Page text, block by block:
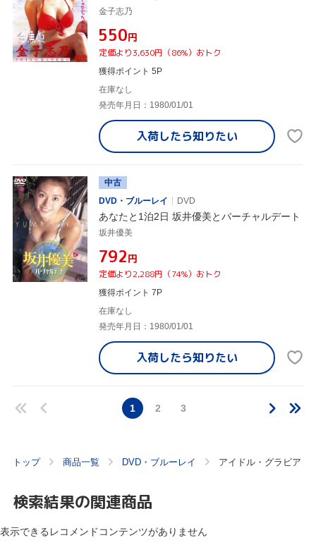
金子志乃
¥550円
定価より3,630円（86%）おトク
獲得ポイント 5P
在庫なし
発売年月日：1980/01/01
入荷したら知りたい
中古
DVD・ブルーレイ
DVD
あなたと1泊2日 坂井優美とバーチャルデート
坂井優美
¥792円
定価より2,288円（74%）おトク
獲得ポイント 7P
在庫なし
発売年月日：1980/01/01
入荷したら知りたい
1 2 3
トップ 商品一覧 DVD・ブルーレイ アイドル・グラビア
検索結果の関連商品
表示できるレコメンドコンテンツがありません